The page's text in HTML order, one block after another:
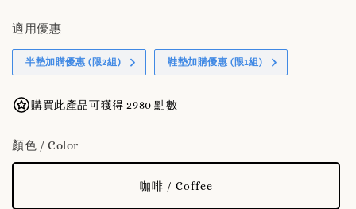
適用優惠
半墊加購優惠 (限2組) 鞋墊加購優惠 (限1組)
購買此產品可獲得 2980 點數
顏色 / Color
咖啡 / Coffee